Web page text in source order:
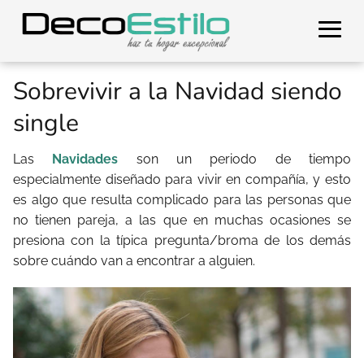
Sobrevivir a la Navidad siendo
single
Las Navidades son un periodo de tiempo
especialmente diseñado para vivir en compañía, y esto
es algo que resulta complicado para las personas que
no tienen pareja, a las que en muchas ocasiones se
presiona con la típica pregunta/broma de los demás
sobre cuándo van a encontrar a alguien.